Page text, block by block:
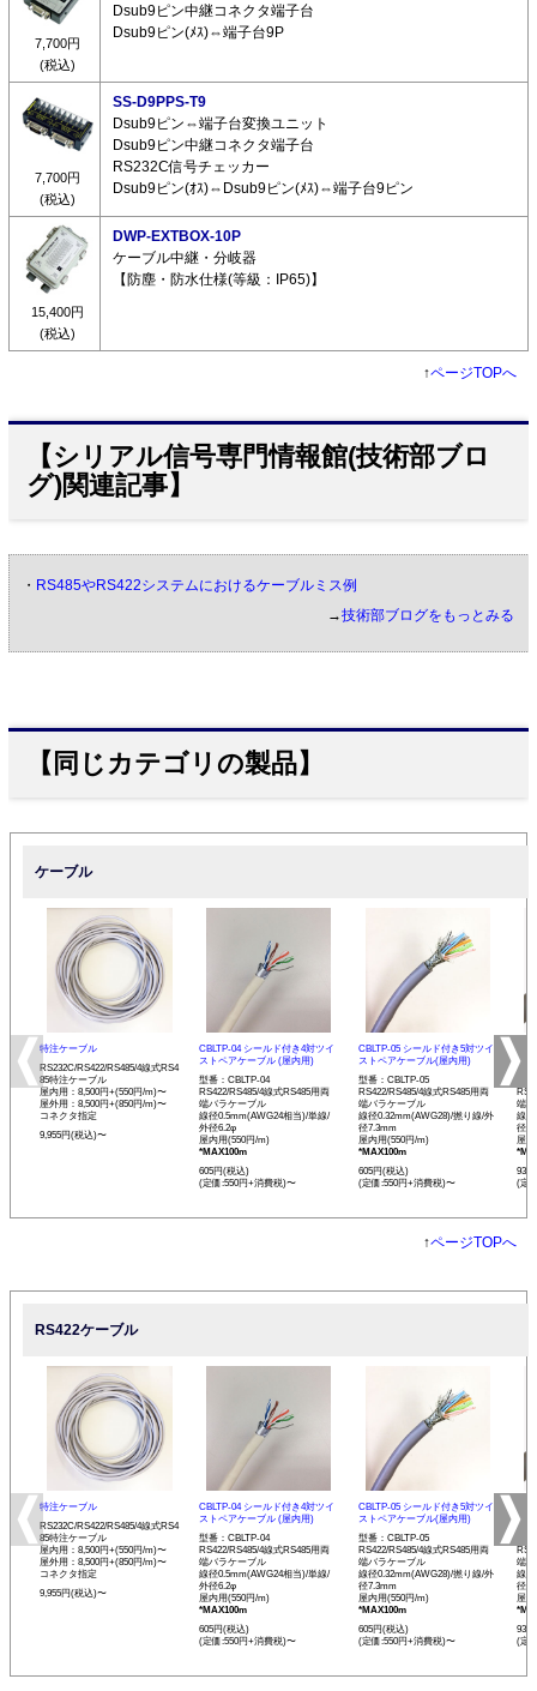
7,700円
(税込)
Dsub9ピン中継コネクタ端子台
Dsub9ピン(ﾒｽ)⇔端子台9P
7,700円
(税込)
SS-D9PPS-T9
Dsub9ピン⇔端子台変換ユニット
Dsub9ピン中継コネクタ端子台
RS232C信号チェッカー
Dsub9ピン(ｵｽ)⇔Dsub9ピン(ﾒｽ)⇔端子台9ピン
15,400円
(税込)
DWP-EXTBOX-10P
ケーブル中継・分岐器
【防塵・防水仕様(等級：IP65)】
↑ページTOPへ
【シリアル信号専門情報館(技術部ブロ
グ)関連記事】
・ RS485やRS422システムにおけるケーブルミス例
→技術部ブログをもっとみる
【同じカテゴリの製品】
ケーブル
特注ケーブル
RS232C/RS422/RS485/4線式RS4
85特注ケーブル
屋内用：8,500円+(550円/m)〜
屋外用：8,500円+(850円/m)〜
コネクタ指定
9,955円(税込)〜
CBLTP-04 シールド付き4対ツイ
ストペアケーブル (屋内用)
型番：CBLTP-04
RS422/RS485/4線式RS485用両
端バラケーブル
線径0.5mm(AWG24相当)/単線/
外径6.2φ
屋内用(550円/m)
*MAX100m
605円(税込)
(定価:550円+消費税)〜
CBLTP-05 シールド付き5対ツイ
ストペアケーブル(屋内用)
型番：CBLTP-05
RS422/RS485/4線式RS485用両
端バラケーブル
線径0.32mm(AWG28)/撚り線/外
径7.3mm
屋内用(550円/m)
*MAX100m
605円(税込)
(定価:550円+消費税)〜
イ
端
線
径
屋
935
(定
↑ページTOPへ
RS422ケーブル
特注ケーブル
RS232C/RS422/RS485/4線式RS4
85特注ケーブル
屋内用：8,500円+(550円/m)〜
屋外用：8,500円+(850円/m)〜
コネクタ指定
9,955円(税込)〜
CBLTP-04 シールド付き4対ツイ
ストペアケーブル (屋内用)
型番：CBLTP-04
RS422/RS485/4線式RS485用両
端バラケーブル
線径0.5mm(AWG24相当)/単線/
外径6.2φ
屋内用(550円/m)
*MAX100m
605円(税込)
(定価:550円+消費税)〜
CBLTP-05 シールド付き5対ツイ
ストペアケーブル(屋内用)
型番：CBLTP-05
RS422/RS485/4線式RS485用両
端バラケーブル
線径0.32mm(AWG28)/撚り線/外
径7.3mm
屋内用(550円/m)
*MAX100m
605円(税込)
(定価:550円+消費税)〜
イ
端
線
径
屋
935
(定